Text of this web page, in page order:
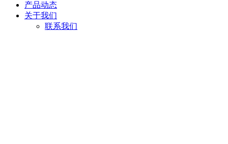
产品动态
关于我们
联系我们